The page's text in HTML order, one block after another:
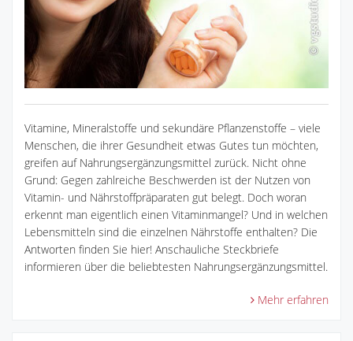
Vitamine, Mineralstoffe und sekundäre Pflanzenstoffe – viele
Menschen, die ihrer Gesundheit etwas Gutes tun möchten,
greifen auf Nahrungsergänzungsmittel zurück. Nicht ohne
Grund: Gegen zahlreiche Beschwerden ist der Nutzen von
Vitamin- und Nährstoffpräparaten gut belegt. Doch woran
erkennt man eigentlich einen Vitaminmangel? Und in welchen
Lebensmitteln sind die einzelnen Nährstoffe enthalten? Die
Antworten finden Sie hier! Anschauliche Steckbriefe
informieren über die beliebtesten Nahrungsergänzungsmittel.
Mehr erfahren